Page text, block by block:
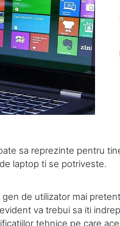
sa reprezinte pentru
laptop ti se potriveste.
de utilizator mai
va trebui sa iti
tehnice pe care